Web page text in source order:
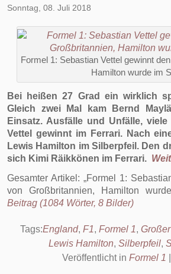
Sonntag, 08. Juli 2018
Formel 1: Sebastian Vettel gewinnt
Hamilton wurde im
Bei heißen 27 Grad ein wirklich
Gleich zwei Mal kam Bernd
Einsatz. Ausfälle und Unfälle,
Vettel gewinnt im Ferrari. Nach
Lewis Hamilton im Silberpfeil. Den
sich Kimi Räikkönen im Ferrari.
Gesamter Artikel:
Formel 1:
von Großbritannien, Hamilton
Beitrag (1084 Wörter, 8 Bilder)
Tags:England, F1, Formel 1,
Lewis Hamilton, Silberpfeil,
Veröffentlicht in Formel 1